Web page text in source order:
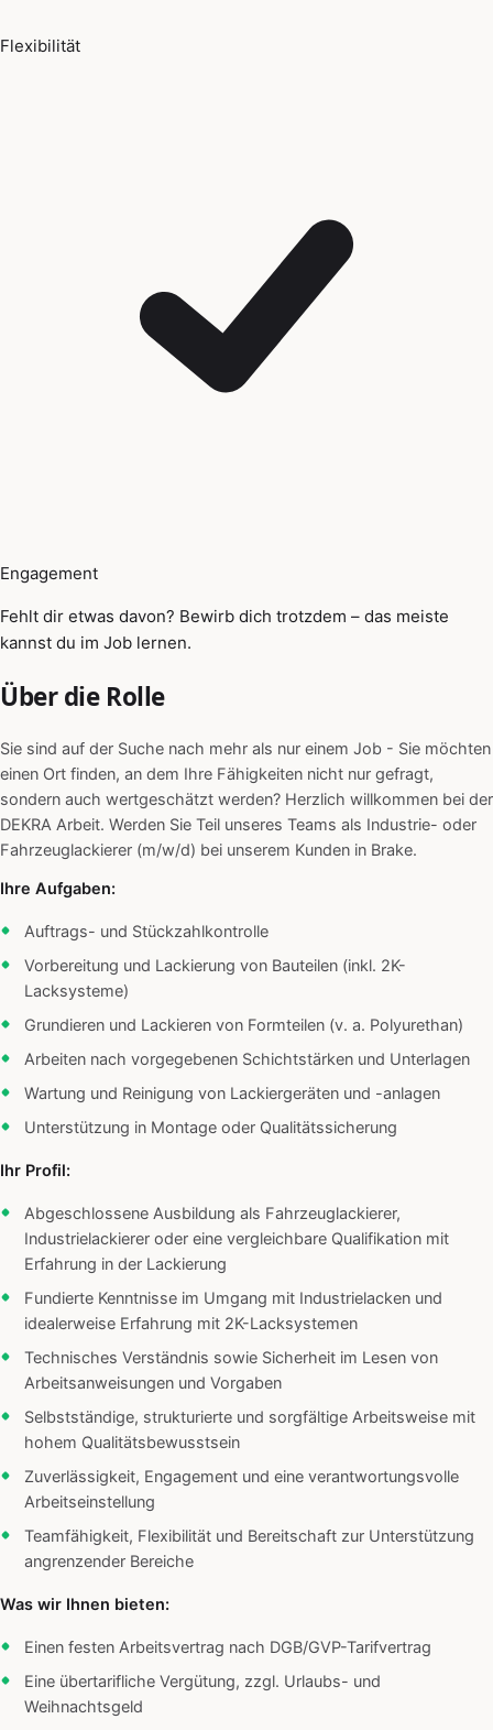
Flexibilität
Engagement
Fehlt dir etwas davon? Bewirb dich trotzdem – das meiste
kannst du im Job lernen.
Über die Rolle
Sie sind auf der Suche nach mehr als nur einem Job - Sie möchten
einen Ort finden, an dem Ihre Fähigkeiten nicht nur gefragt,
sondern auch wertgeschätzt werden? Herzlich willkommen bei der
DEKRA Arbeit. Werden Sie Teil unseres Teams als Industrie- oder
Fahrzeuglackierer (m/w/d) bei unserem Kunden in Brake.
Ihre Aufgaben:
Auftrags- und Stückzahlkontrolle
Vorbereitung und Lackierung von Bauteilen (inkl. 2K-
Lacksysteme)
Grundieren und Lackieren von Formteilen (v. a. Polyurethan)
Arbeiten nach vorgegebenen Schichtstärken und Unterlagen
Wartung und Reinigung von Lackiergeräten und -anlagen
Unterstützung in Montage oder Qualitätssicherung
Ihr Profil:
Abgeschlossene Ausbildung als Fahrzeuglackierer,
Industrielackierer oder eine vergleichbare Qualifikation mit
Erfahrung in der Lackierung
Fundierte Kenntnisse im Umgang mit Industrielacken und
idealerweise Erfahrung mit 2K-Lacksystemen
Technisches Verständnis sowie Sicherheit im Lesen von
Arbeitsanweisungen und Vorgaben
Selbstständige, strukturierte und sorgfältige Arbeitsweise mit
hohem Qualitätsbewusstsein
Zuverlässigkeit, Engagement und eine verantwortungsvolle
Arbeitseinstellung
Teamfähigkeit, Flexibilität und Bereitschaft zur Unterstützung
angrenzender Bereiche
Was wir Ihnen bieten:
Einen festen Arbeitsvertrag nach DGB/GVP-Tarifvertrag
Eine übertarifliche Vergütung, zzgl. Urlaubs- und
Weihnachtsgeld